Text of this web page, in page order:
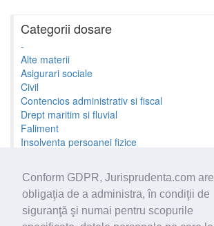
Conform GDPR, Jurisprudenta.com are
obligaţia de a administra, în condiţii de
siguranţă şi numai pentru scopurile
Categorii dosare
-
Alte materii
Asigurari sociale
Civil
Contencios administrativ si fiscal
Drept maritim si fluvial
Faliment
Insolventa persoanei fizice
Minori si familie
Penal
Proprietate Intelectuala